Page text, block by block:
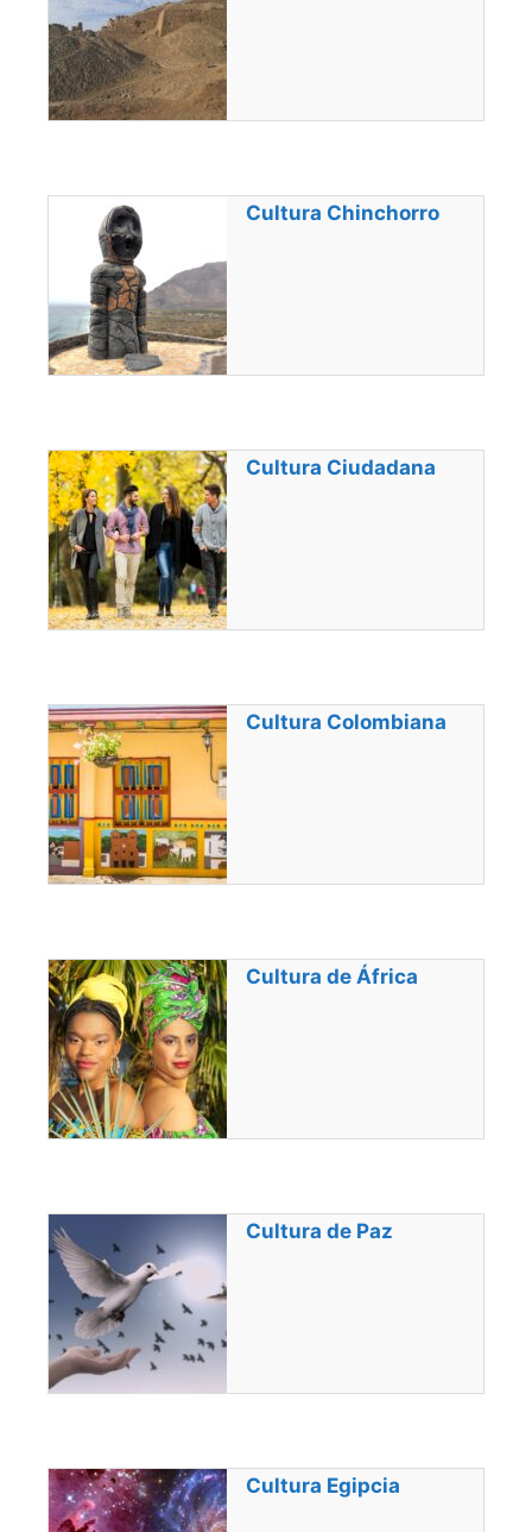
Cultura Chinchorro
Cultura Ciudadana
Cultura Colombiana
Cultura de África
Cultura de Paz
Cultura Egipcia